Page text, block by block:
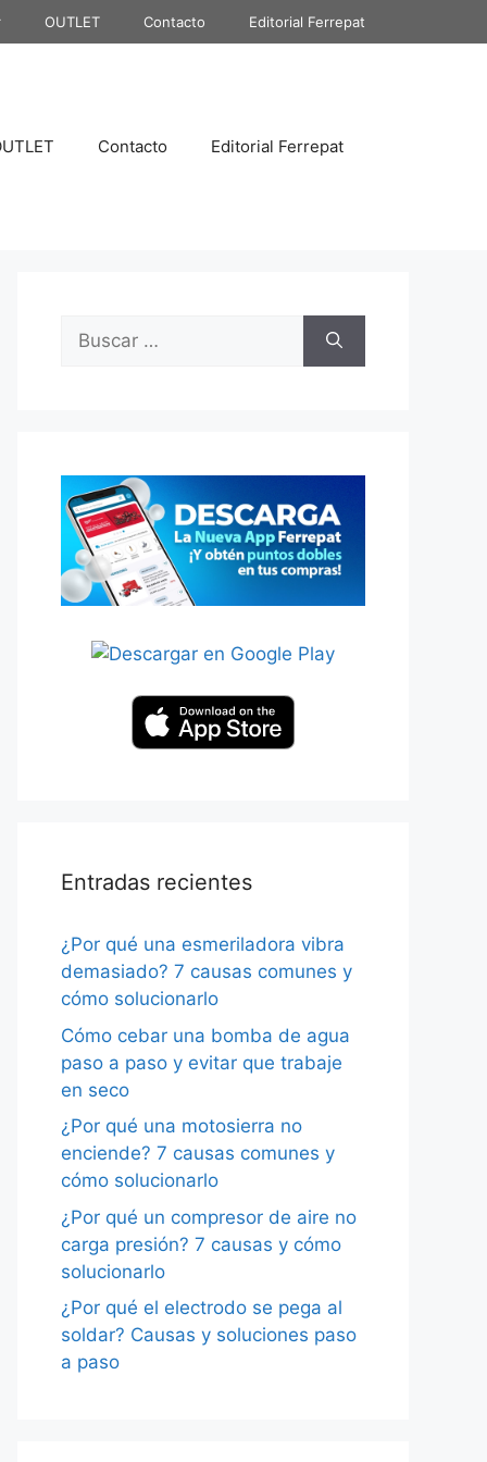
OUTLET Contacto Editorial Ferrepat
Contacto Editorial Ferrepat
Buscar:
Entradas recientes
¿Por qué una esmeriladora vibra
demasiado? 7 causas comunes y
cómo solucionarlo
Cómo cebar una bomba de agua
paso a paso y evitar que trabaje
en seco
¿Por qué una motosierra no
enciende? 7 causas comunes y
cómo solucionarlo
¿Por qué un compresor de aire no
carga presión? 7 causas y cómo
solucionarlo
¿Por qué el electrodo se pega al
soldar? Causas y soluciones paso
a paso